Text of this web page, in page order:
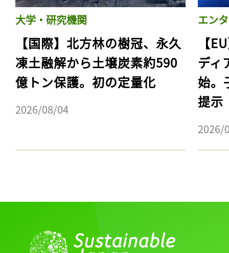
大学・研究機関
【国際】北方林の樹冠、永久
凍土融解から土壌炭素約590
億トン保護。初の定量化
2026/08/04
エン
【
ディ
始。
提示
2026/